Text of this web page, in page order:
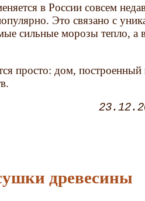
в России совсем
Это связано с
сильные морозы тепло, а
просто: дом, построенный
древесины